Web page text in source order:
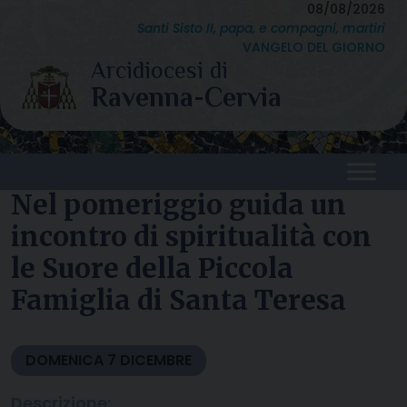
content
08/08/2026
Santi Sisto II, papa, e compagni, martiri
VANGELO DEL GIORNO
Nel pomeriggio guida un
incontro di spiritualità con
le Suore della Piccola
Famiglia di Santa Teresa
DOMENICA 7 DICEMBRE